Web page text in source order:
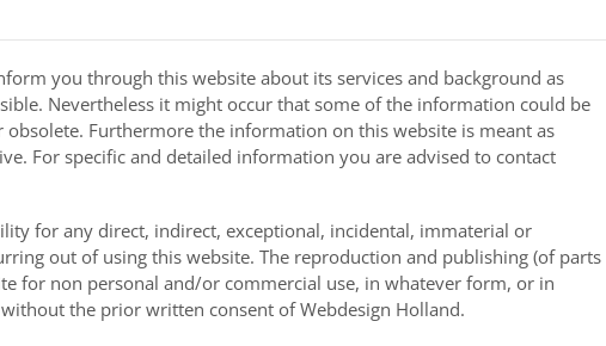
you through this website about its services and background as
Nevertheless it might occur that some of the information could be
Furthermore the information on this website is meant as
For specific and detailed information you are advised to contact
for any direct, indirect, exceptional, incidental, immaterial or
out of using this website. The reproduction and publishing (of parts
for non personal and/or commercial use, in whatever form, or in
the prior written consent of Webdesign Holland.